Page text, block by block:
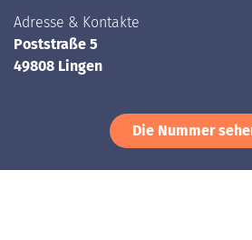
Adresse & Kontakte
Poststraße 5
49808 Lingen
Die Nummer